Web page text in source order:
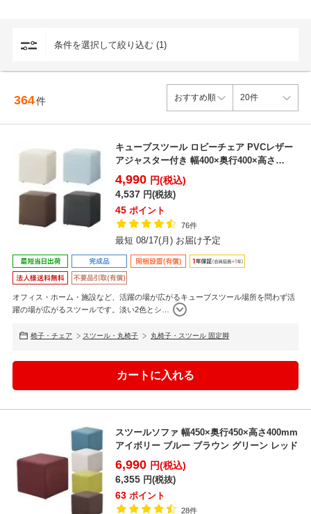
条件を選択して絞り込む (1)
364件
キューブスツール ロビーチェア PVCレザー
アジャスター付き 幅400×奥行400×高さ
400mm...
4,990 円(税込)
4,537 円(税抜)
45 ポイント
76件
最短 08/17(月) お届け予定
オフィス・ホーム・施設など、活躍の場が広がるキューブスツール場所を問わず活
躍の場が広がるスツールです。淡い2色とシ
椅子・チェア スツール・丸椅子 丸椅子・スツール 固定脚
スツールソファ 幅450×奥行450×高さ400mm
アイボリー ブルー ブラウン グリーン レッド
6,990 円(税込)
6,355 円(税抜)
63 ポイント
28件